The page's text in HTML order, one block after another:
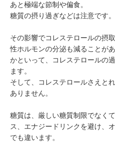
あと極端な節制や偏食。
糖質の摂り過ぎなどは注意です。
その影響でコレステロールの摂
性ホルモンの分泌も減ることがあ
かといって、コレステロールの
ます。
そして、コレステロールさえと
ありません。
糖質は、厳しい糖質制限でなく
ス、エナジードリンクを避け、
でも違います。